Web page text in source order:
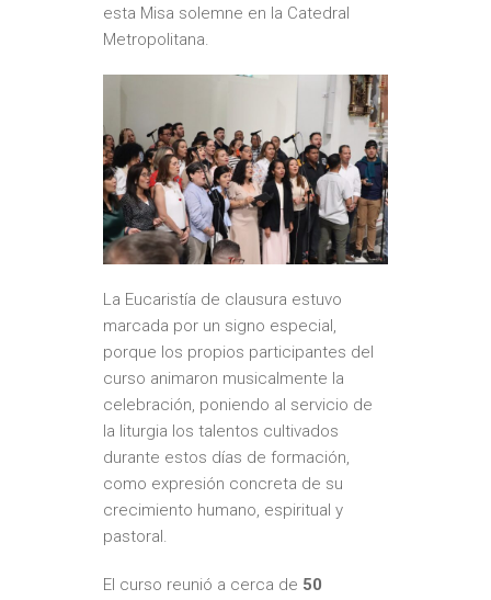
esta Misa solemne en la Catedral
Metropolitana.
La Eucaristía de clausura estuvo
marcada por un signo especial,
porque los propios participantes del
curso animaron musicalmente la
celebración, poniendo al servicio de
la liturgia los talentos cultivados
durante estos días de formación,
como expresión concreta de su
crecimiento humano, espiritual y
pastoral.
El curso reunió a cerca de 50